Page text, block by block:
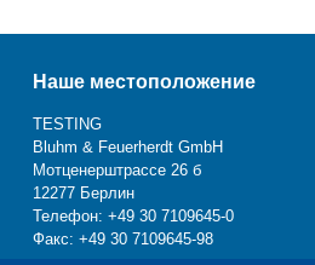
Наше местоположение
TESTING
Bluhm & Feuerherdt GmbH
Мотценерштрассе 26 б
12277 Берлин
Телефон: +49 30 7109645-0
Факс: +49 30 7109645-98